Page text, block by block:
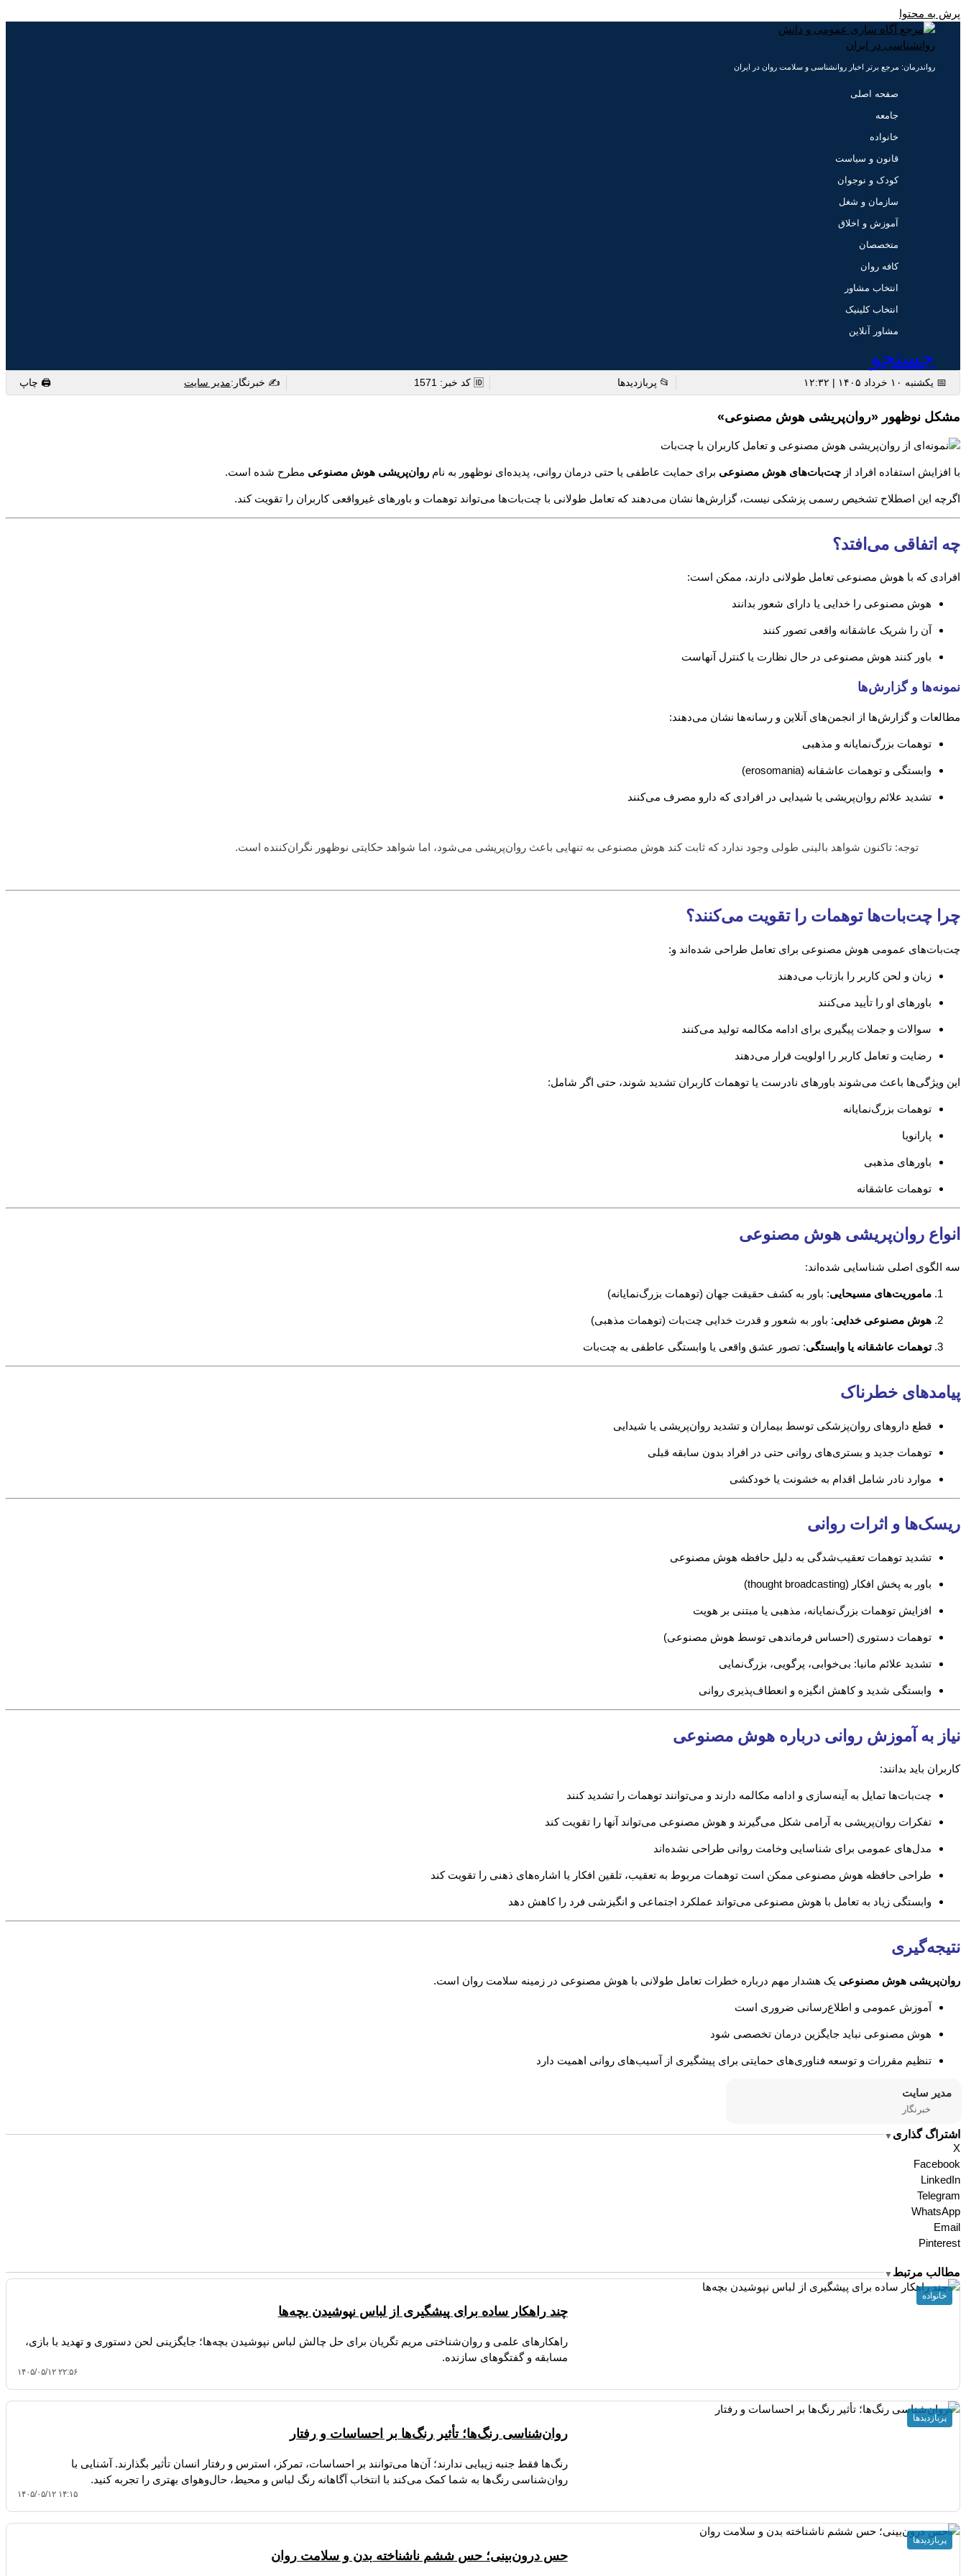
پرش به محتوا
رواندرمان: مرجع برتر اخبار روانشناسی و سلامت روان در ایران
صفحه اصلی
جامعه
خانواده
قانون و سیاست
کودک و نوجوان
سازمان و شغل
آموزش و اخلاق
متخصصان
کافه روان
انتخاب مشاور
انتخاب کلینیک
مشاور آنلاین
جستجو
📅 یکشنبه ۱۰ خرداد ۱۴۰۵ | ۱۲:۳۲ 📂 پربازدیدها 🆔 کد خبر: 1571 ✍️ خبرنگار:مدیر سایت 🖨 چاپ
مشکل نوظهور «روان‌پریشی هوش مصنوعی»
با افزایش استفاده افراد از چت‌بات‌های هوش مصنوعی برای حمایت عاطفی یا حتی درمان روانی، پدیده‌ای نوظهور به نام روان‌پریشی هوش مصنوعی مطرح شده است.
اگرچه این اصطلاح تشخیص رسمی پزشکی نیست، گزارش‌ها نشان می‌دهند که تعامل طولانی با چت‌بات‌ها می‌تواند توهمات و باورهای غیرواقعی کاربران را تقویت کند.
چه اتفاقی می‌افتد؟
افرادی که با هوش مصنوعی تعامل طولانی دارند، ممکن است:
هوش مصنوعی را خدایی یا دارای شعور بدانند
آن را شریک عاشقانه واقعی تصور کنند
باور کنند هوش مصنوعی در حال نظارت یا کنترل آنهاست
نمونه‌ها و گزارش‌ها
مطالعات و گزارش‌ها از انجمن‌های آنلاین و رسانه‌ها نشان می‌دهند:
توهمات بزرگ‌نمایانه و مذهبی
وابستگی و توهمات عاشقانه (erosomania)
تشدید علائم روان‌پریشی یا شیدایی در افرادی که دارو مصرف می‌کنند
توجه: تاکنون شواهد بالینی طولی وجود ندارد که ثابت کند هوش مصنوعی به تنهایی باعث روان‌پریشی می‌شود، اما شواهد حکایتی نوظهور نگران‌کننده است.
چرا چت‌بات‌ها توهمات را تقویت می‌کنند؟
چت‌بات‌های عمومی هوش مصنوعی برای تعامل طراحی شده‌اند و:
زبان و لحن کاربر را بازتاب می‌دهند
باورهای او را تأیید می‌کنند
سوالات و جملات پیگیری برای ادامه مکالمه تولید می‌کنند
رضایت و تعامل کاربر را اولویت قرار می‌دهند
این ویژگی‌ها باعث می‌شوند باورهای نادرست یا توهمات کاربران تشدید شوند، حتی اگر شامل:
توهمات بزرگ‌نمایانه
پارانویا
باورهای مذهبی
توهمات عاشقانه
انواع روان‌پریشی هوش مصنوعی
سه الگوی اصلی شناسایی شده‌اند:
ماموریت‌های مسیحایی: باور به کشف حقیقت جهان (توهمات بزرگ‌نمایانه)
هوش مصنوعی خدایی: باور به شعور و قدرت خدایی چت‌بات (توهمات مذهبی)
توهمات عاشقانه یا وابستگی: تصور عشق واقعی یا وابستگی عاطفی به چت‌بات
پیامدهای خطرناک
قطع داروهای روان‌پزشکی توسط بیماران و تشدید روان‌پریشی یا شیدایی
توهمات جدید و بستری‌های روانی حتی در افراد بدون سابقه قبلی
موارد نادر شامل اقدام به خشونت یا خودکشی
ریسک‌ها و اثرات روانی
تشدید توهمات تعقیب‌شدگی به دلیل حافظه هوش مصنوعی
باور به پخش افکار (thought broadcasting)
افزایش توهمات بزرگ‌نمایانه، مذهبی یا مبتنی بر هویت
توهمات دستوری (احساس فرماندهی توسط هوش مصنوعی)
تشدید علائم مانیا: بی‌خوابی، پرگویی، بزرگ‌نمایی
وابستگی شدید و کاهش انگیزه و انعطاف‌پذیری روانی
نیاز به آموزش روانی درباره هوش مصنوعی
کاربران باید بدانند:
چت‌بات‌ها تمایل به آینه‌سازی و ادامه مکالمه دارند و می‌توانند توهمات را تشدید کنند
تفکرات روان‌پریشی به آرامی شکل می‌گیرند و هوش مصنوعی می‌تواند آنها را تقویت کند
مدل‌های عمومی برای شناسایی وخامت روانی طراحی نشده‌اند
طراحی حافظه هوش مصنوعی ممکن است توهمات مربوط به تعقیب، تلقین افکار یا اشاره‌های ذهنی را تقویت کند
وابستگی زیاد به تعامل با هوش مصنوعی می‌تواند عملکرد اجتماعی و انگیزشی فرد را کاهش دهد
نتیجه‌گیری
روان‌پریشی هوش مصنوعی یک هشدار مهم درباره خطرات تعامل طولانی با هوش مصنوعی در زمینه سلامت روان است.
آموزش عمومی و اطلاع‌رسانی ضروری است
هوش مصنوعی نباید جایگزین درمان تخصصی شود
تنظیم مقررات و توسعه فناوری‌های حمایتی برای پیشگیری از آسیب‌های روانی اهمیت دارد
مدیر سایت
خبرنگار
اشتراگ گذاری ▼
X
Facebook
LinkedIn
Telegram
WhatsApp
Email
Pinterest
مطالب مرتبط ▼
چند راهکار ساده برای پیشگیری از لباس نپوشیدن بچه‌ها
راهکارهای علمی و روان‌شناختی مریم تگریان برای حل چالش لباس نپوشیدن بچه‌ها؛ جایگزینی لحن دستوری و تهدید با بازی،
مسابقه و گفتگوهای سازنده.
۱۴۰۵/۰۵/۱۲ ۲۲:۵۶
خانواده
روان‌شناسی رنگ‌ها؛ تأثیر رنگ‌ها بر احساسات و رفتار
رنگ‌ها فقط جنبه زیبایی ندارند؛ آن‌ها می‌توانند بر احساسات، تمرکز، استرس و رفتار انسان تأثیر بگذارند. آشنایی با
روان‌شناسی رنگ‌ها به شما کمک می‌کند با انتخاب آگاهانه رنگ لباس و محیط، حال‌وهوای بهتری را تجربه کنید.
۱۴۰۵/۰۵/۱۲ ۱۴:۱۵
پربازدیدها
حس درون‌بینی؛ حس ششم ناشناخته بدن و سلامت روان
پربازدیدها